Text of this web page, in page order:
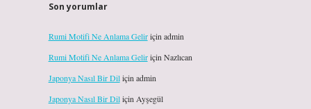
Son yorumlar
Rumi Motifi Ne Anlama Geliriçin admin
Rumi Motifi Ne Anlama Geliriçin Nazlıcan
Japonya Nasıl Bir Diliçin admin
Japonya Nasıl Bir Diliçin Ayşegül